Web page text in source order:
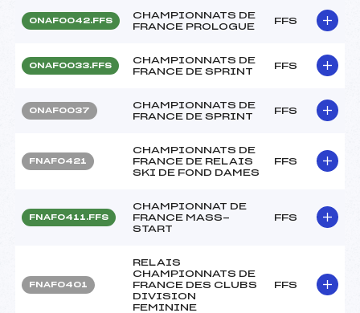
ONAF0042.FFS
CHAMPIONNATS DE
FRANCE PROLOGUE
FFS
ONAF0033.FFS
CHAMPIONNATS DE
FRANCE DE SPRINT
FFS
ONAF0037
CHAMPIONNATS DE
FRANCE DE SPRINT
FFS
FNAF0421
CHAMPIONNATS DE
FRANCE DE RELAIS
SKI DE FOND DAMES
FFS
FNAF0411.FFS
CHAMPIONNAT DE
FRANCE MASS-
START
FFS
FNAF0401
RELAIS
CHAMPIONNATS DE
FRANCE DES CLUBS
DIVISION
FEMININE
FFS